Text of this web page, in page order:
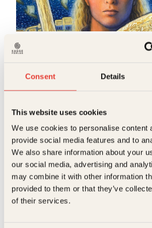
Consent Details
This website uses cookies
We use cookies to personalise content
provide social media features and to
We also share information about your
our social media, advertising and
may combine it with other information
provided to them or that they’ve
of their services.
Inger Merete Hobbelstad, Stella East
Innbundet
Stella East
STELLA EAST har illustrert en rekke